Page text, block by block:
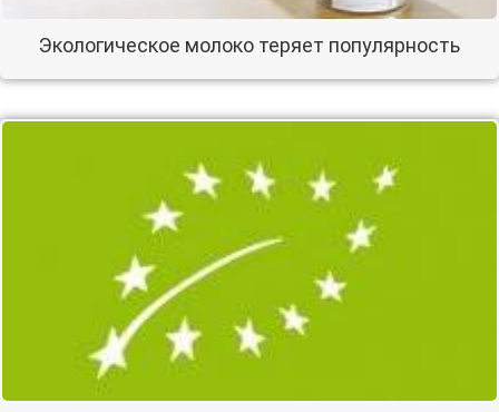
Экологическое молоко теряет популярность